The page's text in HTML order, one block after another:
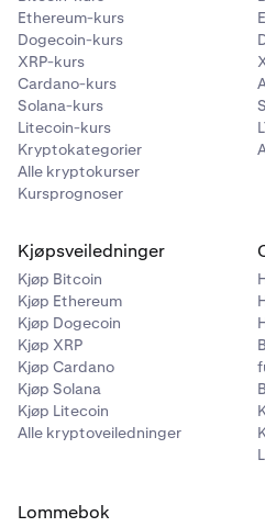
Ethereum-kurs
Dogecoin-kurs
XRP-kurs
Cardano-kurs
Solana-kurs
Litecoin-kurs
Kryptokategorier
Alle kryptokurser
Kursprognoser
Kjøpsveiledninger
Kjøp Bitcoin
Kjøp Ethereum
Kjøp Dogecoin
Kjøp XRP
Kjøp Cardano
Kjøp Solana
Kjøp Litecoin
Alle kryptoveiledninger
Lommebok